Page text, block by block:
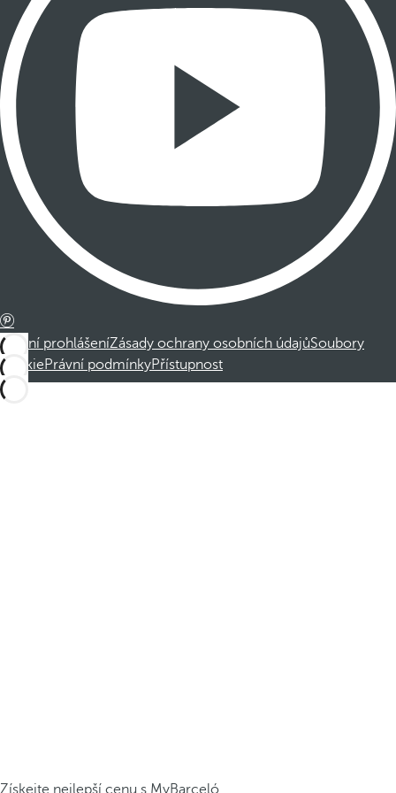
Právní prohlášeníZásady ochrany osobních údajůSoubory
cookiePrávní podmínkyPřístupnost
Získejte nejlepší cenu s MyBarceló